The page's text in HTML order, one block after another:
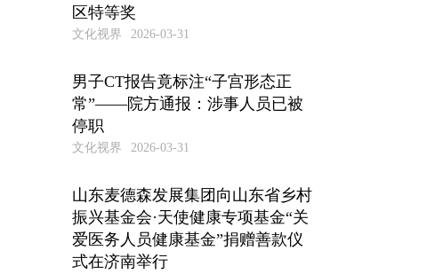
区特等奖
文化视界 2026-03-31
男子CT报告竟标注“子宫形态正
常”——院方通报：涉事人员已被
停职
文化视界 2026-03-31
山东麦德森发展集团向山东省乡村
振兴基金会·天使健康专项基金“关
爱医务人员健康基金”捐赠善款仪
式在济南举行